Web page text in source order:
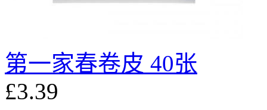
第一家春卷皮 40张
£3.39